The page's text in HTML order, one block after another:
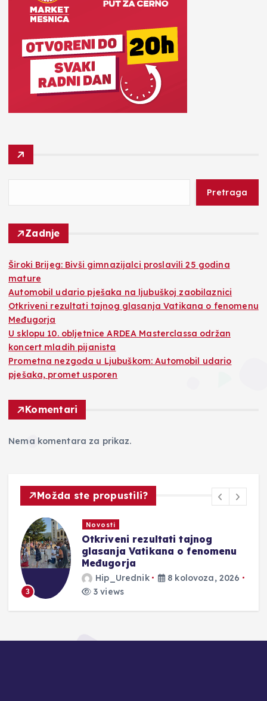
Pretraga
Zadnje
Široki Brijeg: Bivši gimnazijalci proslavili 25 godina
mature
Automobil udario pješaka na ljubuškoj zaobilaznici
Otkriveni rezultati tajnog glasanja Vatikana o fenomenu
Međugorja
U sklopu 10. obljetnice ARDEA Masterclassa održan
koncert mladih pijanista
Prometna nezgoda u Ljubuškom: Automobil udario
pješaka, promet usporen
Komentari
Nema komentara za prikaz.
Možda ste propustili?
4
Novosti
U sklopu 10. obljetnice ARDEA
Masterclassa održan koncert
mladih pijanista
Hip_Urednik
8 kolovoza, 2026
5 views